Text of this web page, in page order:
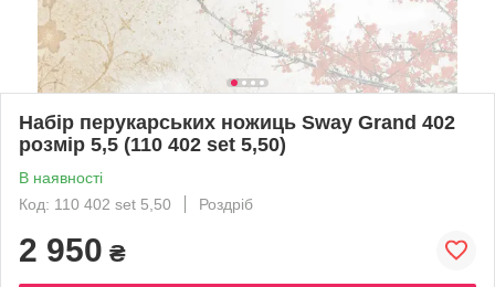
Набір перукарських ножиць Sway Grand 402
розмір 5,5 (110 402 set 5,50)
В наявності
Код: 110 402 set 5,50
Роздріб
2 950 ₴